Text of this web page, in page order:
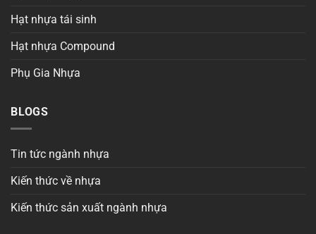
Hạt nhựa tái sinh
Hạt nhựa Compound
Phụ Gia Nhựa
BLOGS
Tin tức ngành nhựa
Kiến thức về nhựa
Kiến thức sản xuất ngành nhựa